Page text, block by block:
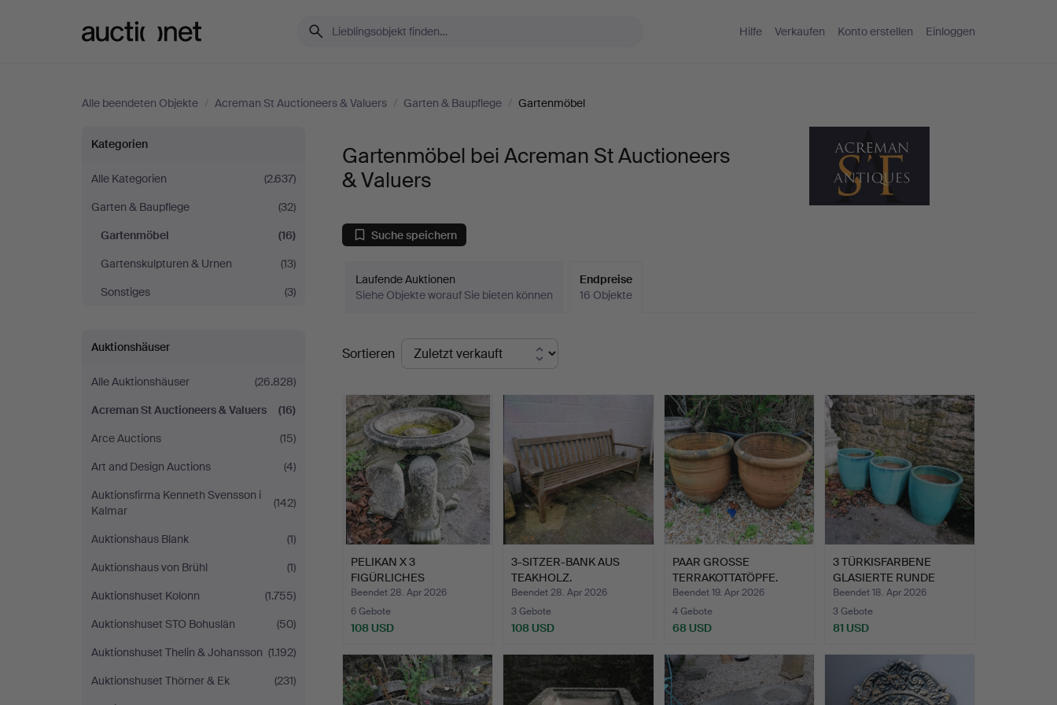
Hilfe Verkaufen Konto erstellen Einloggen
Alle beendeten Objekte / Acreman St Auctioneers & Valuers / Garten & Baupflege / Gartenmöbel
Gartenmöbel
bei
Acreman
St
Auctioneers
Valuers
Kategorien
Alle Kategorien
(2.637)
Garten & Baupflege
(32)
Gartenmöbel
(16)
Gartenskulpturen & Urnen
(13)
Sonstiges
(3)
Auktionshäuser
Alle Auktionshäuser
(26.828)
Acreman St Auctioneers & Valuers
(16)
Arce Auctions
(15)
Art and Design Auctions
(4)
Auktionsfirma Kenneth Svensson i
Kalmar
(142)
Auktionshaus Blank
(1)
Auktionshaus von Brühl
(1)
Auktionshuset Kolonn
(1.755)
Auktionshuset STO Bohuslän
(50)
Auktionshuset Thelin & Johansson (1.192)
Auktionshuset Thörner & Ek
(231)
Gartenmöbel bei Acreman St Auctioneers
& Valuers
Suche speichern
Laufende Auktionen
Siehe Objekte worauf Sie bieten können
Endpreise
16 Objekte
Endpreise
Sortieren
PELIKAN X 3
FIGÜRLICHES
VOGELBAD.
Beendet 28. Apr 2026
6 Gebote
108 USD
3-SITZER-BANK AUS
TEAKHOLZ.
Beendet 28. Apr 2026
3 Gebote
108 USD
PAAR GROSSE
TERRAKOTTATÖPFE.
Beendet 19. Apr 2026
4 Gebote
68 USD
3 TÜRKISFARBENE
GLASIERTE RUNDE
TÖPFE.
Beendet 18. Apr 2026
3 Gebote
81 USD